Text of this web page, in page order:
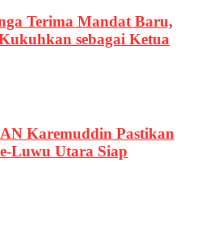
Terima Mandat Baru,
sebagai Ketua
Karemuddin Pastikan
Luwu Utara Siap